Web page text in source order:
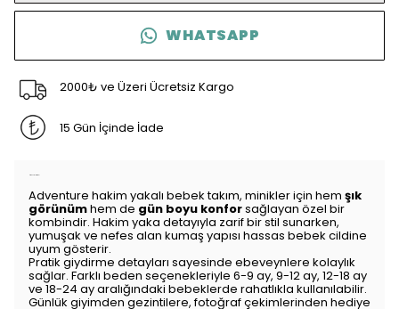
WHATSAPP
2000₺ ve Üzeri Ücretsiz Kargo
15 Gün İçinde İade
Adventure hakim yakalı bebek takım, minikler için hem şık
görünümhem de gün boyu konforsağlayan özel bir
kombindir. Hakim yaka detayıyla zarif bir stil sunarken,
yumuşak ve nefes alan kumaş yapısı hassas bebek cildine
uyum gösterir.
Pratik giydirme detayları sayesinde ebeveynlere kolaylık
sağlar. Farklı beden seçenekleriyle 6-9 ay, 9-12 ay, 12-18 ay
ve 18-24 ay aralığındaki bebeklerde rahatlıkla kullanılabilir.
Günlük giyimden gezintilere, fotoğraf çekimlerinden hediye